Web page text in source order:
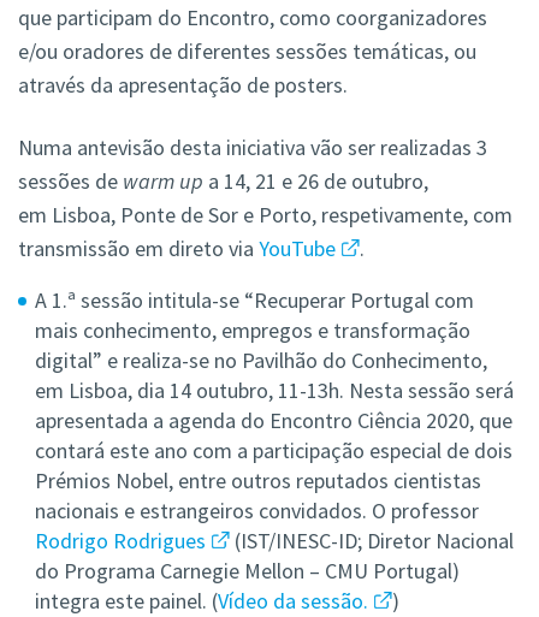
que participam do Encontro, como coorganizadores
e/ou oradores de diferentes sessões temáticas, ou
através da apresentação de posters.
Numa antevisão desta iniciativa vão ser realizadas 3
sessões de warm up a 14, 21 e 26 de outubro,
em Lisboa, Ponte de Sor e Porto, respetivamente, com
transmissão em direto via YouTube
.
A 1.ª sessão intitula-se “Recuperar Portugal com
mais conhecimento, empregos e transformação
digital” e realiza-se no Pavilhão do Conhecimento,
em Lisboa, dia 14 outubro, 11-13h. Nesta sessão será
apresentada a agenda do Encontro Ciência 2020, que
contará este ano com a participação especial de dois
Prémios Nobel, entre outros reputados cientistas
nacionais e estrangeiros convidados. O professor
Rodrigo Rodrigues
(IST/INESC-ID; Diretor Nacional
do Programa Carnegie Mellon – CMU Portugal)
integra este painel. (Vídeo da sessão.
)